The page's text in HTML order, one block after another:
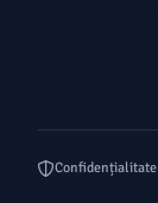
Confidențialitate